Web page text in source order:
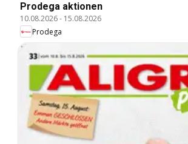
Prodega aktionen
10.08.2026- 15.08.2026
Prodega